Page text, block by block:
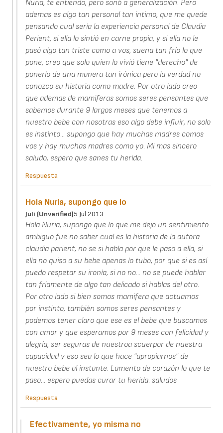
Nuria, te entiendo, pero sonó a generalización. Pero
ademas es algo tan personal tan intimo, que me quede
pensando cual sería la experiencia personal de Claudia
Perient, si ella lo sintió en carne propia, y si ella no le
pasó algo tan triste como a vos, suena tan frío lo que
pone, creo que solo quien lo vivió tiene "derecho" de
ponerlo de una manera tan irónica pero la verdad no
conozco su historia como madre. Por otro lado creo
que ademas de mamiferas somos seres pensantes que
sabemos durante 9 largos meses que tenemos a
nuestro bebe con nosotras eso algo debe influir, no solo
es instinto... supongo que hay muchas madres comos
vos y hay muchas madres como yo. Mi mas sincero
saludo, espero que sanes tu herida.
Respuesta
Hola Nuria, supongo que lo
Juli (unverified)5 Jul 2013
Hola Nuria, supongo que lo que me dejo un sentimiento
ambiguo fue no saber cual es la historia de la autora
claudia parient, no se si habla por que le paso a ella, si
ella no quiso a su bebe apenas lo tubo, por que si es así
puedo respetar su ironía, si no no... no se puede hablar
tan fríamente de algo tan delicado si hablas del otro.
Por otro lado si bien somos mamifera que actuamos
por instinto, también somos seres pensantes y
podemos tener claro que ese es el bebe que buscamos
con amor y que esperamos por 9 meses con felicidad y
alegría, ser seguras de nuestroa scuerpor de nuestra
capacidad y eso sea lo que hace "apropiarnos" de
nuestro bebe al instante. Lamento de corazón lo que te
paso... espero puedas curar tu herida. saludos
Respuesta
Efectivamente, yo misma no